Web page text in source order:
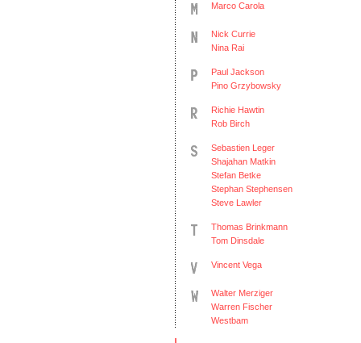
Marco Carola
Nick Currie
Nina Rai
Paul Jackson
Pino Grzybowsky
Richie Hawtin
Rob Birch
Sebastien Leger
Shajahan Matkin
Stefan Betke
Stephan Stephensen
Steve Lawler
Thomas Brinkmann
Tom Dinsdale
Vincent Vega
Walter Merziger
Warren Fischer
Westbam